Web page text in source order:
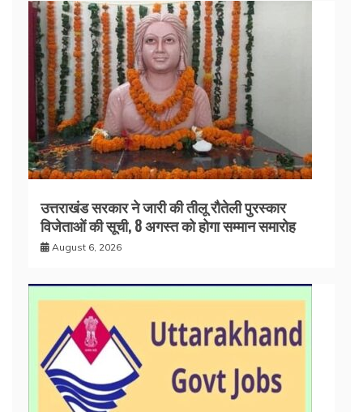
उत्तराखंड सरकार ने जारी की तीलू रौतेली पुरस्कार
विजेताओं की सूची, 8 अगस्त को होगा सम्मान समारोह
August 6, 2026